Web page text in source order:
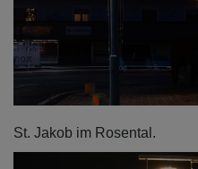
St. Jakob im Rosental.